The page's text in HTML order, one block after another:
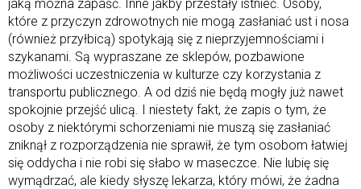
jaką można zapaść. Inne jakby przestały istnieć. Osoby,
które z przyczyn zdrowotnych nie mogą zasłaniać ust i nosa
(również przyłbicą) spotykają się z nieprzyjemnościami i
szykanami. Są wypraszane ze sklepów, pozbawione
możliwości uczestniczenia w kulturze czy korzystania z
transportu publicznego. A od dziś nie będą mogły już nawet
spokojnie przejść ulicą. I niestety fakt, że zapis o tym, że
osoby z niektórymi schorzeniami nie muszą się zasłaniać
zniknął z rozporządzenia nie sprawił, że tym osobom łatwiej
się oddycha i nie robi się słabo w maseczce. Nie lubię się
wymądrzać, ale kiedy słyszę lekarza, który mówi, że żadna